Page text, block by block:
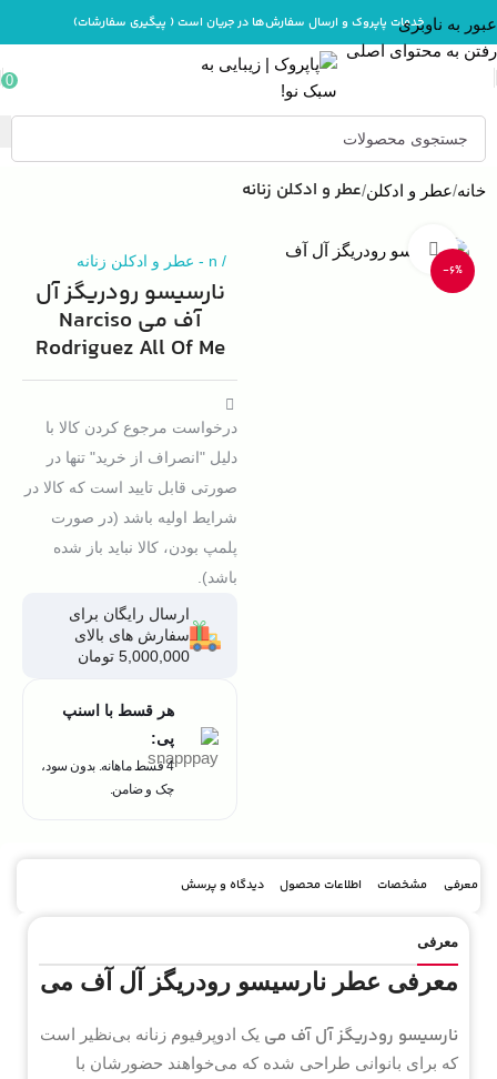
عبور به ناوبری
رفتن به محتوای اصلی
خدمات پاپروک و ارسال سفارش‌ها در جریان است ( پیگیری سفارشات)
0
خانه عطر و ادکلن عطر و ادکلن زنانه
-6%
بزرگنمایی تصویر /
n
- عطر و ادکلن زنانه
نارسیسو رودریگز آل
آف می Narciso
Rodriguez All Of Me
درخواست مرجوع کردن کالا با
دلیل "انصراف از خرید" تنها در
صورتی قابل تایید است که کالا در
شرایط اولیه باشد (در صورت
پلمپ بودن، کالا نباید باز شده
باشد).
ارسال رایگان برای
سفارش های بالای
5,000,000 تومان
هر قسط با اسنپ
پی:
4 قسط ماهانه. بدون سود،
چک و ضامن.
معرفی مشخصات اطلاعات محصول دیدگاه و پرسش
معرفی
معرفی عطر نارسیسو رودریگز آل آف می
نارسیسو رودریگز آل آف می یک ادوپرفیوم زنانه بی‌نظیر است
که برای بانوانی طراحی شده که می‌خواهند حضورشان با